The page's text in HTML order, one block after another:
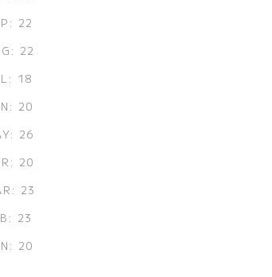
22
22
18
20
26
20
23
23
20